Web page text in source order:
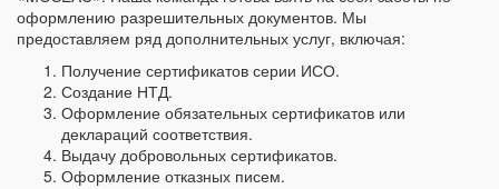
оформлению разрешительных документов. Мы
предоставляем ряд дополнительных услуг, включая:
Получение сертификатов серии ИСО.
Создание НТД.
Оформление обязательных сертификатов или
деклараций соответствия.
Выдачу добровольных сертификатов.
Оформление отказных писем.